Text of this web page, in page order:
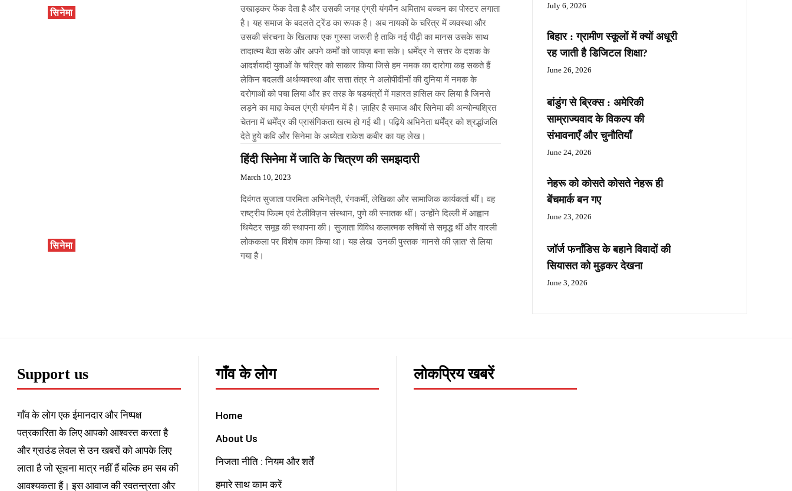
सिनेमा
उखाड़कर फेंक देता है और उसकी जगह एंग्री यंगमैन अमिताभ बच्चन का पोस्टर लगाता
है। यह समाज के बदलते ट्रेंड का रूपक है। अब नायकों के चरित्र में व्यवस्था और
उसकी संरचना के खिलाफ एक गुस्सा जरूरी है ताकि नई पीढ़ी का मानस उसके साथ
तादात्म्य बैठा सके और अपने कर्मों को जायज़ बना सके। धर्मेंद्र ने सत्तर के दशक के
आदर्शवादी युवाओं के चरित्र को साकार किया जिसे हम नमक का दारोगा कह सकते हैं
लेकिन बदलती अर्थव्यवस्था और सत्ता तंत्र ने अलोपीदीनों की दुनिया में नमक के
दरोगाओं को पचा लिया और हर तरह के षडयंत्रों में महारत हासिल कर लिया है जिनसे
लड़ने का माद्दा केवल एंग्री यंगमैन में है। ज़ाहिर है समाज और सिनेमा की अन्योन्यश्रित
चेतना में धर्मेंद्र की प्रासंगिकता खत्म हो गई थी। पढ़िये अभिनेता धर्मेंद्र को श्रद्धांजलि
देते हुये कवि और सिनेमा के अध्येता राकेश कबीर का यह लेख।
सिनेमा
हिंदी सिनेमा में जाति के चित्रण की समझदारी
March 10, 2023
दिवंगत सुजाता पारमिता अभिनेत्री, रंगकर्मी, लेखिका और सामाजिक कार्यकर्ता थीं। वह
राष्ट्रीय फिल्म एवं टेलीविज़न संस्थान, पुणे की स्नातक थीं। उन्होंने दिल्ली में आह्वान
थियेटर समूह की स्थापना की। सुजाता विविध कलात्मक रुचियों से समृद्ध थीं और वारली
लोककला पर विशेष काम किया था। यह लेख उनकी पुस्तक 'मानसे की ज़ात' से लिया
गया है।
July 6, 2026
बिहार : ग्रामीण स्कूलों में क्यों अधूरी
रह जाती है डिजिटल शिक्षा?
June 26, 2026
बांडुंग से ब्रिक्स : अमेरिकी
साम्राज्यवाद के विकल्प की
संभावनाएँ और चुनौतियाँ
June 24, 2026
नेहरू को कोसते कोसते नेहरू ही
बेंचमार्क बन गए
June 23, 2026
जॉर्ज फर्नांडिस के बहाने विवादों की
सियासत को मुड़कर देखना
June 3, 2026
Support us
गाँव के लोग एक ईमानदार और निष्पक्ष
पत्रकारिता के लिए आपको आश्वस्त करता है
और ग्राउंड लेवल से उन खबरों को आपके लिए
लाता है जो सूचना मात्र नहीं हैं बल्कि हम सब की
आवश्यकता हैं। इस आवाज की स्वतन्त्रता और
गाँव के लोग
Home
About Us
निजता नीति : नियम और शर्तें
हमारे साथ काम करें
लोकप्रिय खबरें